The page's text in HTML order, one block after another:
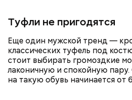
Туфли не пригодятся
Еще один мужской тренд —
классических туфель под
стоит выбирать громоздкие
лаконичную и спокойную
на такую обувь начинается от